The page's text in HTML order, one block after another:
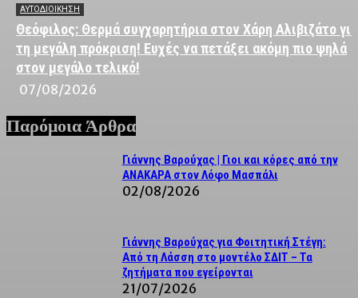
ΑΥΤΟΔΙΟΙΚΗΣΗ
Θεόφιλος: Θερμά συγχαρητήρια στον Χάρη Αλιβιζάτο για
τη μεγάλη πρόκριση! Ευχές να πετάξει ακόμη πιο ψηλά
στον μεγάλο τελικό!
07/08/2026
Παρόμοια Άρθρα
Γιάννης Βαρούχας | Γιοι και κόρες από την
ΑΝΑΚΑΡΑ στον Λόφο Μασπάλι
02/08/2026
Γιάννης Βαρούχας για Φοιτητική Στέγη:
Από τη Λάσση στο μοντέλο ΣΔΙΤ – Τα
ζητήματα που εγείρονται
21/07/2026